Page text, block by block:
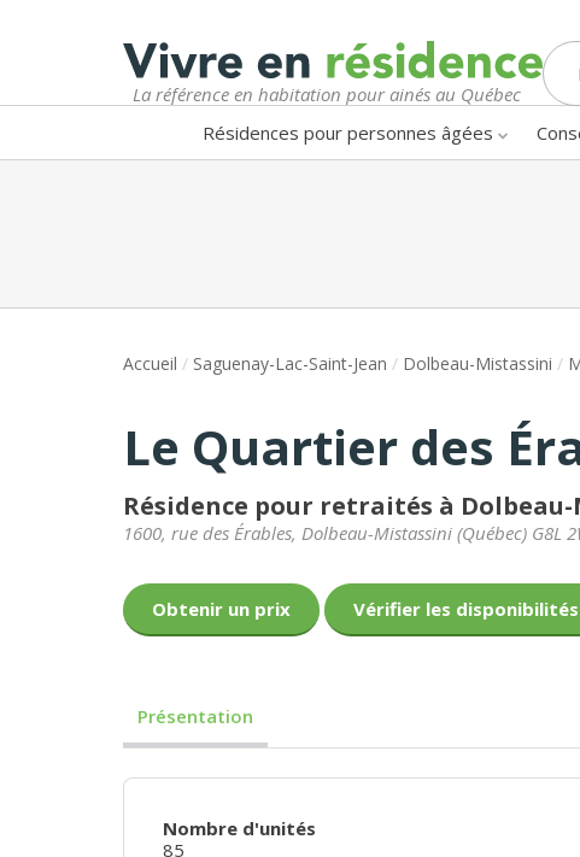
La référence en habitation pour ainés au Québec
Résidences pour personnes âgées
Accueil / Saguenay-Lac-Saint-Jean / Dolbeau-Mistassini /
Le Quartier des
Résidence pour retraités à
1600, rue des Érables, Dolbeau-Mistassini (Québec) G8L
Obtenir un prix Vérifier les disponibilités
Présentation
Nombre d'unités
85